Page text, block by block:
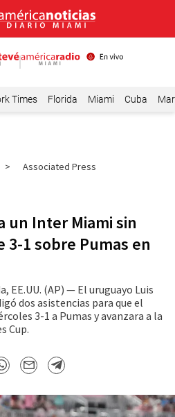
Times Florida Miami Cuba
> Associated Press
un Inter Miami sin
3-1 sobre Pumas en
EE.UU. (AP) — El uruguayo Luis
dos asistencias para que el
3-1 a Pumas y avanzara a la
Cup.